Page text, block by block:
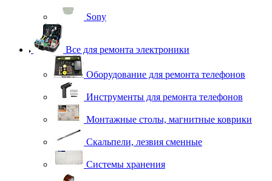
Sony
Все для ремонта электроники
Оборудование для ремонта телефонов
Инструменты для ремонта телефонов
Монтажные столы, магнитные коврики
Скальпели, лезвия сменные
Системы хранения